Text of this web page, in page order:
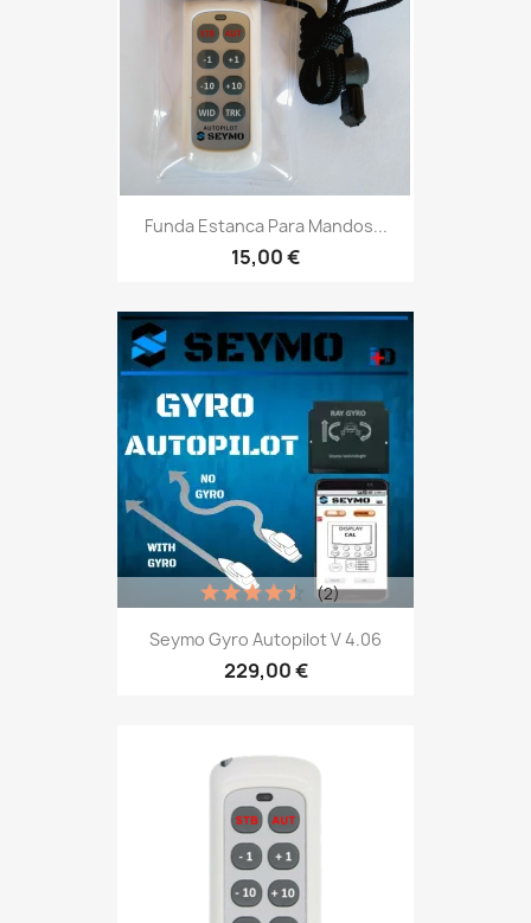
Funda Estanca Para Mandos...
15,00 €
Seymo Gyro Autopilot V 4.06
229,00 €
(2)